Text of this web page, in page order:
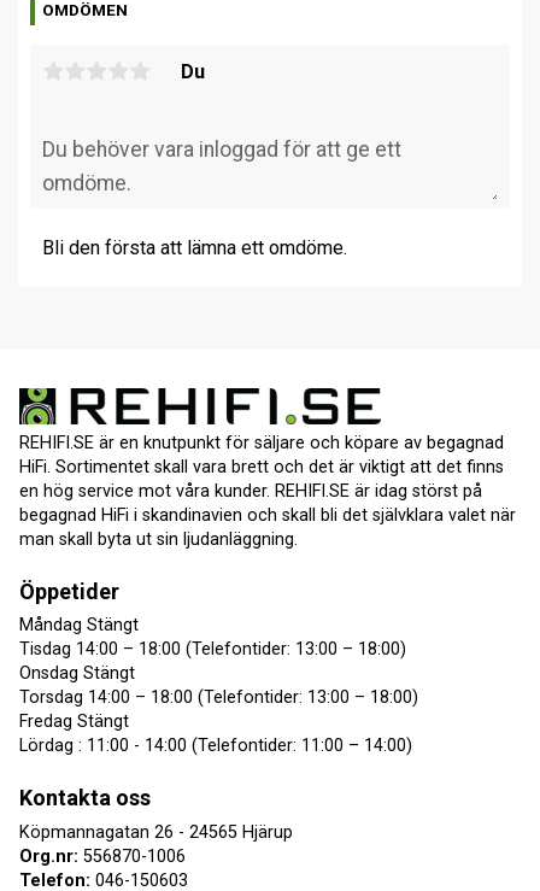
OMDÖMEN
Du
Bli den första att lämna ett omdöme.
REHIFI.SE är en knutpunkt för säljare och köpare av begagnad
HiFi. Sortimentet skall vara brett och det är viktigt att det finns
en hög service mot våra kunder. REHIFI.SE är idag störst på
begagnad HiFi i skandinavien och skall bli det självklara valet när
man skall byta ut sin ljudanläggning.
Öppetider
Måndag Stängt
Tisdag 14:00 – 18:00 (Telefontider: 13:00 – 18:00)
Onsdag Stängt
Torsdag 14:00 – 18:00 (Telefontider: 13:00 – 18:00)
Fredag Stängt
Lördag : 11:00 - 14:00 (Telefontider: 11:00 – 14:00)
Kontakta oss
Köpmannagatan 26 - 24565 Hjärup
Org.nr: 556870-1006
Telefon: 046-150603